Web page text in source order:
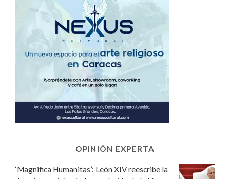
OPINIÓN EXPERTA
‘Magnifica Humanitas’: León XIV reescribe la